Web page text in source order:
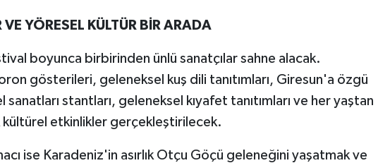
YÖRESEL KÜLTÜR BİR ARADA
boyunca birbirinden ünlü sanatçılar sahne alacak.
gösterileri, geleneksel kuş dili tanıtımları, Giresun'a özgü
stantları, geleneksel kıyafet tanıtımları ve her yaştan
etkinlikler gerçekleştirilecek.
ise Karadeniz'in asırlık Otçu Göçü geleneğini yaşatmak ve